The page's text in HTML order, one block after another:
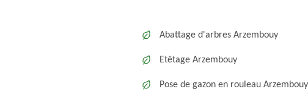
Abattage d'arbres Arzembouy
Etêtage Arzembouy
Pose de gazon en rouleau Arzembouy